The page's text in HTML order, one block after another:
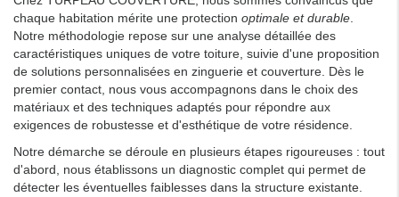
chaque habitation mérite une protection optimale et durable.
Notre méthodologie repose sur une analyse détaillée des
caractéristiques uniques de votre toiture, suivie d'une proposition
de solutions personnalisées en zinguerie et couverture. Dès le
premier contact, nous vous accompagnons dans le choix des
matériaux et des techniques adaptés pour répondre aux
exigences de robustesse et d'esthétique de votre résidence.
Notre démarche se déroule en plusieurs étapes rigoureuses : tout
d'abord, nous établissons un diagnostic complet qui permet de
détecter les éventuelles faiblesses dans la structure existante.